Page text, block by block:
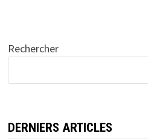
Rechercher
DERNIERS ARTICLES